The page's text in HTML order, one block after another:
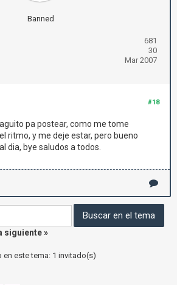
Banned
681
30
Mar 2007
#18
pa postear, como me tome
ritmo, y me deje estar, pero bueno
dia, bye saludos a todos.
siguiente»
este tema: 1 invitado(s)